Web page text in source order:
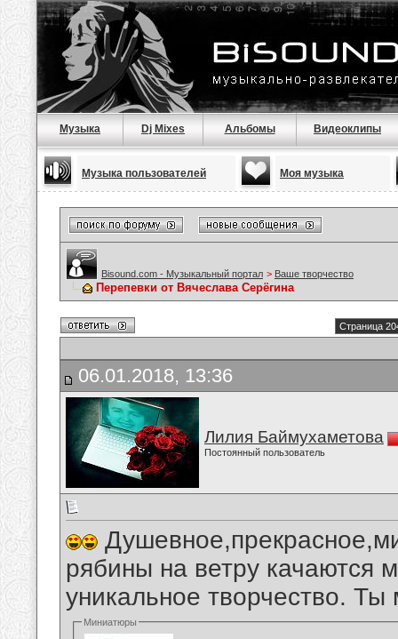
Музыка Dj Mixes Альбомы Видеоклипы
Музыка пользователей Моя музыка
Bisound.com - Музыкальный портал > Ваше творчество
Перепевки от Вячеслава Серёгина
Страница
06.01.2018, 13:36
Лилия Баймухаметова
Постоянный пользователь
рябины на ветру качаются
уникальное творчество.
Миниатюры